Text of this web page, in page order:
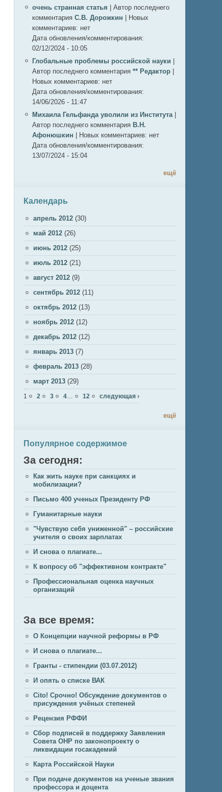
очень странная статья
Автор последнего
комментария С.В. Дорожкин
Новых
комментариев: нет
Дата обновления/комментирования:
02/12/2024 - 10:05
Глобальные проблемы российской науки
Автор последнего комментария ** Редактор
Новых комментариев: нет
Дата обновления/комментирования:
14/06/2026 - 11:47
Михаила Гельфанда уволили из Института
Автор последнего комментария В.Н.
Афонюшкин
Новых комментариев: нет
Дата обновления/комментирования:
13/07/2024 - 15:04
ещё
Календарь
апрель 2012 (30)
май 2012 (26)
июнь 2012 (25)
июль 2012 (21)
август 2012 (9)
сентябрь 2012 (11)
октябрь 2012 (13)
ноябрь 2012 (12)
декабрь 2012 (12)
январь 2013 (7)
февраль 2013 (28)
март 2013 (29)
Страницы
1 2 3 4 12 следующая ›
ещё
Популярное содержимое
За сегодня:
Как жить науке при санкциях и
мобилизации?
Письмо 400 ученых Президенту РФ
Гуманитарные науки
"Чувствую себя униженной" – российские
учителя о своих зарплатах
И снова о плагиате...
К вопросу об "эффективном контракте"
Профессиональная оценка научных
организаций
За все время:
О Концепции научной реформы в РФ
И снова о плагиате...
Гранты - стипендии (03.07.2012)
И опять о списке ВАК
Cito! Срочно! Обсуждение документов о
присуждения учёных степеней
Рецензия РФФИ
Сбор подписей в поддержку Заявления
Совета ОНР по законопроекту о
ликвидации госакадемий
Карта Российской Науки
При подаче документов на ученые звания
профессора и доцента